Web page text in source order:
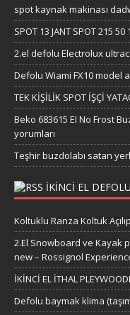
spot kaynak makinası
SPOT 13 JANT SPOT 215 50
2.el defolu Electrolux
Defolu Wiami FX10 model
TEK KİŞİLİK SPOT İŞÇİ
Beko 683615 EI No Frost
yorumları
Teşhir buzdolabı satan
IKINCI EL
Koltuklu Ranza Koltuk
2.El Snowboard ve Kayak
new – Rossignol
İKİNCİ EL İTHAL
Defolu baymak klima